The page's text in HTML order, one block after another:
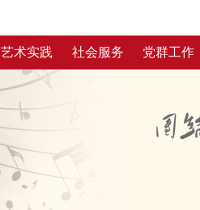
艺术实践 社会服务 党群工作